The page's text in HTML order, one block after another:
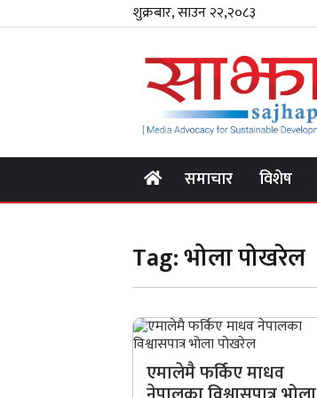
शुक्रबार, साउन २२,२०८३
समाचार विशेष
Tag:भोला पोखरेल
एमालेमै फर्किए माधव